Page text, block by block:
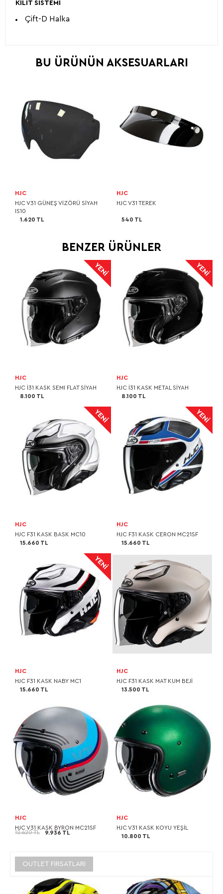
KİLİT SİSTEMİ
Çift-D Halka
BU ÜRÜNÜN AKSESUARLARI
HJC
HJC V31 GÜNEŞ VİZÖRÜ SİYAH
IS10
1.620 TL
HJC
HJC V31 TEREK
540 TL
BENZER ÜRÜNLER
HJC
HJC I31 KASK SEMI FLAT SİYAH
8.100 TL
HJC
HJC I31 KASK METAL SİYAH
8.100 TL
HJC
HJC F31 KASK BASK MC10
15.660 TL
HJC
HJC F31 KASK CERON MC21SF
15.660 TL
HJC
HJC F31 KASK NABY MC1
15.660 TL
HJC
HJC F31 KASK MAT KUM BEJİ
13.500 TL
HJC
HJC V31 KASK BYRON MC21SF
12.420 TL 9.936 TL
HJC
HJC V31 KASK KOYU YEŞİL
10.800 TL
OUTLET FIRSATLARI